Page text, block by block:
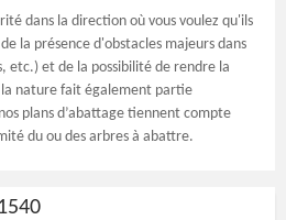
dans la direction où vous voulez qu'ils
la présence d'obstacles majeurs dans
etc.) et de la possibilité de rendre la
la nature fait également partie
plans d’abattage tiennent compte
du ou des arbres à abattre.